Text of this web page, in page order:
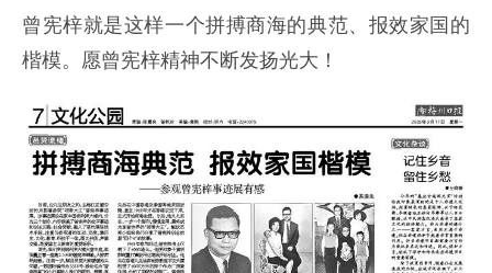
曾宪梓就是这样一个拼搏商海的典范、报效家国的
楷模。愿曾宪梓精神不断发扬光大！